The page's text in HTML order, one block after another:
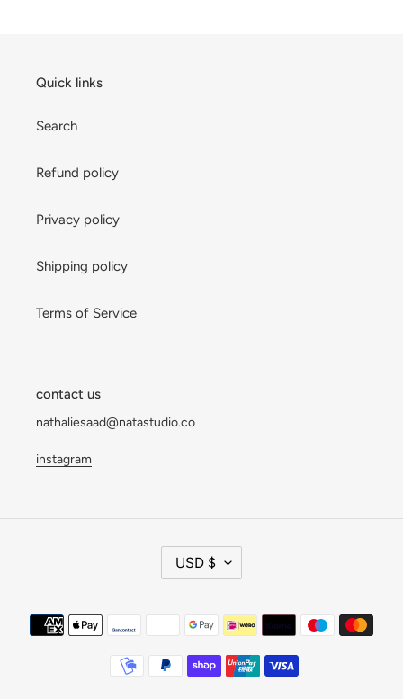
Quick links
Search
Refund policy
Privacy policy
Shipping policy
Terms of Service
contact us
nathaliesaad@natastudio.co
instagram
货
币
USD $
支
付
方
式